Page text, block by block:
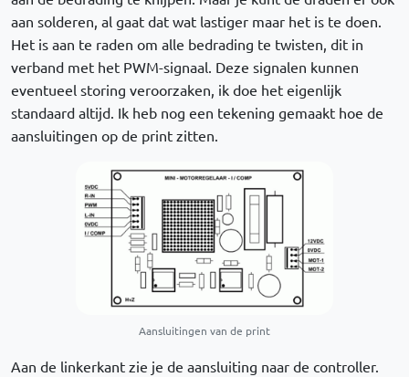
aan solderen, al gaat dat wat lastiger maar het is te doen.
Het is aan te raden om alle bedrading te twisten, dit in
verband met het PWM-signaal. Deze signalen kunnen
eventueel storing veroorzaken, ik doe het eigenlijk
standaard altijd. Ik heb nog een tekening gemaakt hoe de
aansluitingen op de print zitten.
Aansluitingen van de print
Aan de linkerkant zie je de aansluiting naar de controller.